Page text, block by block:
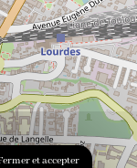
et accepter